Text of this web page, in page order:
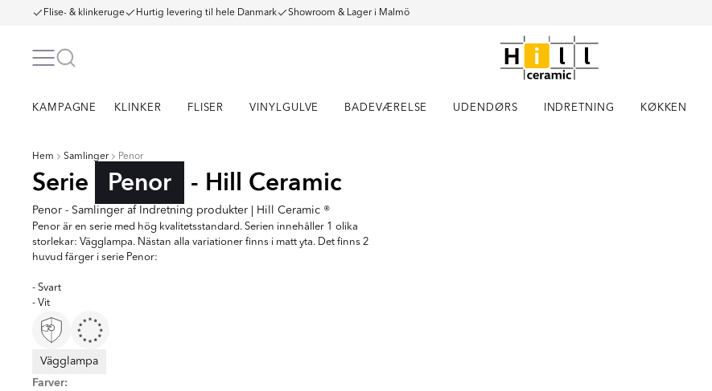
Flise- & klinkeruge Hurtig levering til hele Danmark Showroom & Lager i Malmö
KAMPAGNE KLINKER FLISER VINYLGULVE BADEVÆRELSE UDENDØRS INDRETNING KØKKEN
Hem Samlinger Penor
Serie Penor - Hill Ceramic
Penor - Samlinger af Indretning produkter | Hill Ceramic ®
Penor är en serie med hög kvalitetsstandard. Serien innehåller 1 olika
storlekar: Vägglampa. Nästan alla variationer finns i matt yta. Det finns 2
huvud färger i serie Penor:
- Svart
- Vit
Vägglampa
Farver: